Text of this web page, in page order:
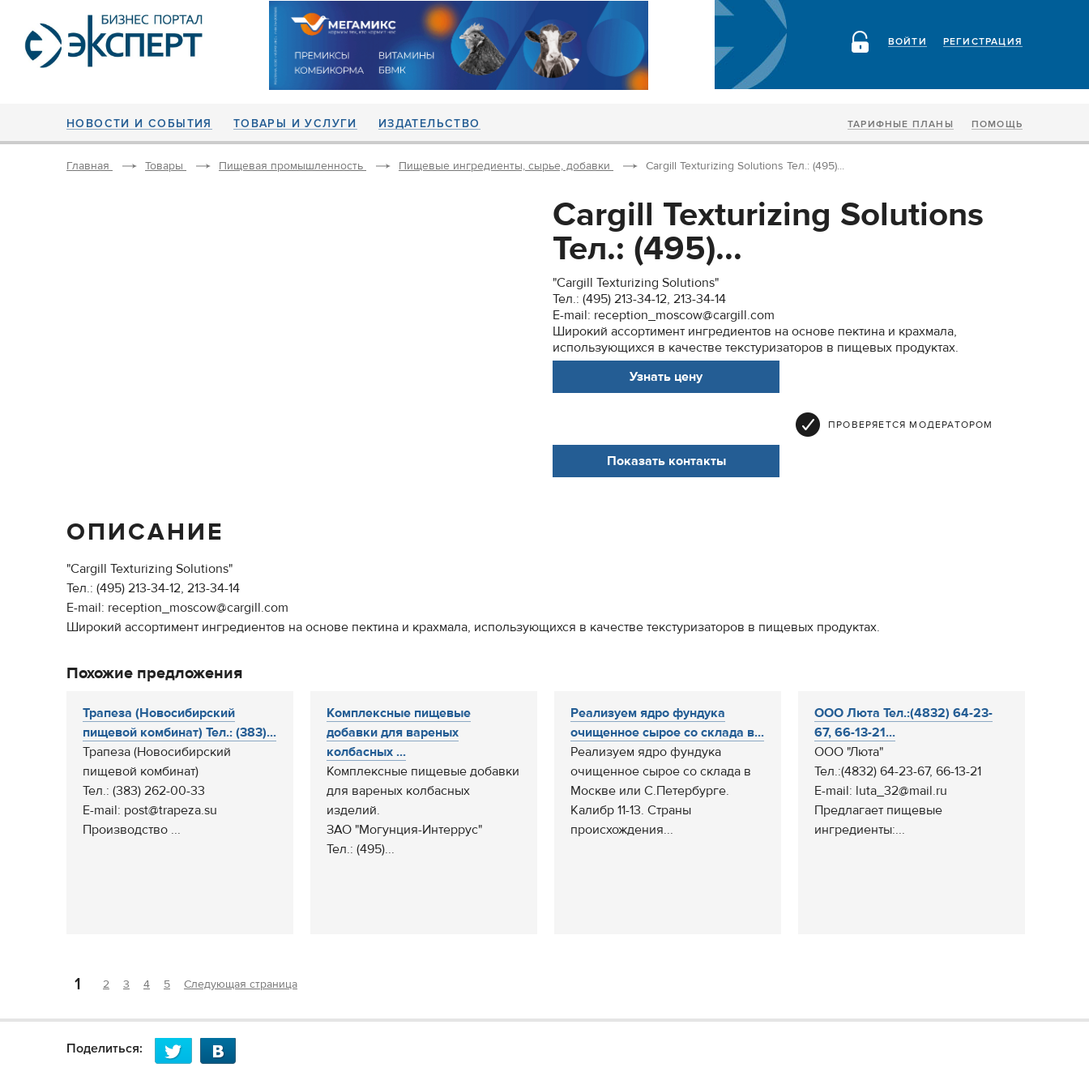
РЕГИСТРАЦИЯ
ВОЙТИ
НОВОСТИ И СОБЫТИЯ ТОВАРЫ И УСЛУГИ ИЗДАТЕЛЬСТВО ТАРИФНЫЕ ПЛАНЫ ПОМОЩЬ
Главная Товары Пищевая промышленность Пищевые ингредиенты, сырье, добавки Cargill Texturizing Solutions Тел.: (495)...
Cargill Texturizing Solutions
Тел.: (495)...
"Cargill Texturizing Solutions"
Тел.: (495) 213-34-12, 213-34-14
E-mail: reception_moscow@cargill.com
Широкий ассортимент ингредиентов на основе пектина и крахмала,
использующихся в качестве текстуризаторов в пищевых продуктах.
Узнать цену
ПРОВЕРЯЕТСЯ МОДЕРАТОРОМ
Показать контакты
ОПИСАНИЕ
"Cargill Texturizing Solutions"
Тел.: (495) 213-34-12, 213-34-14
E-mail: reception_moscow@cargill.com
Широкий ассортимент ингредиентов на основе пектина и крахмала, использующихся в качестве текстуризаторов в пищевых продуктах.
Похожие предложения
Трапеза (Новосибирский
пищевой комбинат) Тел.: (383)...
Трапеза (Новосибирский
пищевой комбинат)
Тел.: (383) 262-00-33
E-mail: post@trapeza.su
Производство ...
Комплексные пищевые
добавки для вареных
колбасных ...
Комплексные пищевые добавки
для вареных колбасных
изделий.
ЗАО "Могунция-Интеррус"
Тел.: (495)...
Реализуем ядро фундука
очищенное сырое со склада в...
Реализуем ядро фундука
очищенное сырое со склада в
Москве или С.Петербурге.
Калибр 11-13. Страны
происхождения...
ООО Люта Тел.:(4832) 64-23-
67, 66-13-21...
ООО "Люта"
Тел.:(4832) 64-23-67, 66-13-21
E-mail: luta_32@mail.ru
Предлагает пищевые
ингредиенты:...
1 2 3 4 5 Следующая страница
Поделиться: